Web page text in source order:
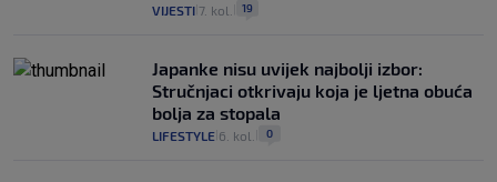
VIJESTI 7. kol. 19
Japanke nisu uvijek najbolji izbor:
Stručnjaci otkrivaju koja je ljetna obuća
bolja za stopala
LIFESTYLE 6. kol. 0